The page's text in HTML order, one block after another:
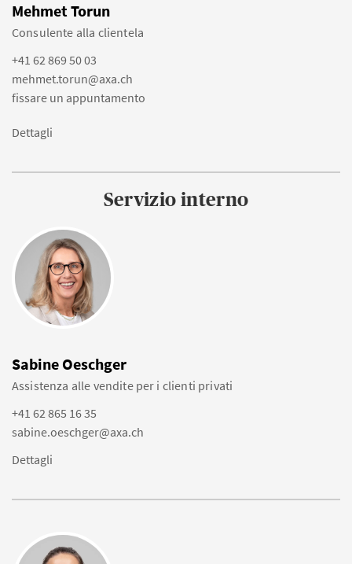
Mehmet Torun
Consulente alla clientela
+41 62 869 50 03
mehmet.torun@axa.ch
fissare un appuntamento
Dettagli
Servizio interno
Sabine Oeschger
Assistenza alle vendite per i clienti privati
+41 62 865 16 35
sabine.oeschger@axa.ch
Dettagli